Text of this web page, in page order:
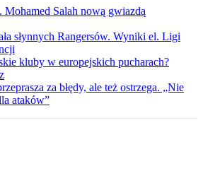
Mohamed Salah nową gwiazdą
słynnych Rangersów. Wyniki el. Ligi
kluby w europejskich pucharach?
za błędy, ale też ostrzega. „Nie
ataków”